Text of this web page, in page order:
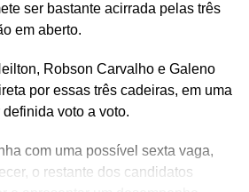
ser bastante acirrada pelas três
em aberto.
Robson Carvalho e Galeno
por essas três cadeiras, em uma
voto a voto.
com uma possível sexta vaga,
o restante dos candidatos